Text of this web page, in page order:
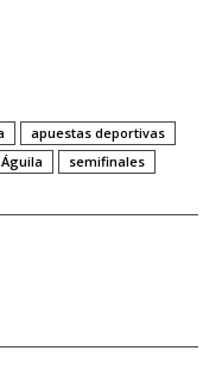
apuestas deportivas
semifinales